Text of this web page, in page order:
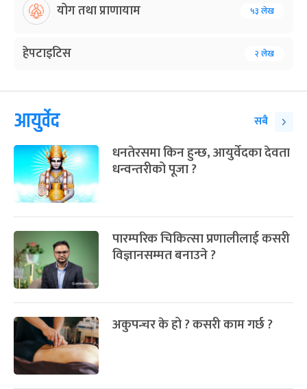
योग तथा प्राणायाम ५३ लेख
हेपटाइटिस २ लेख
आयुर्वेद सबै
धनतेरसमा किन हुन्छ, आयुर्वेदका देवता
धन्वन्तरीको पूजा ?
पारम्परिक चिकित्सा प्रणालीलाई कसरी
विज्ञानसम्मत बनाउने ?
अकुपन्चर के हो ? कसरी काम गर्छ ?